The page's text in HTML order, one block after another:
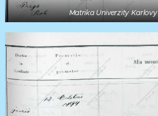
Matrika Univerzity Karlovy